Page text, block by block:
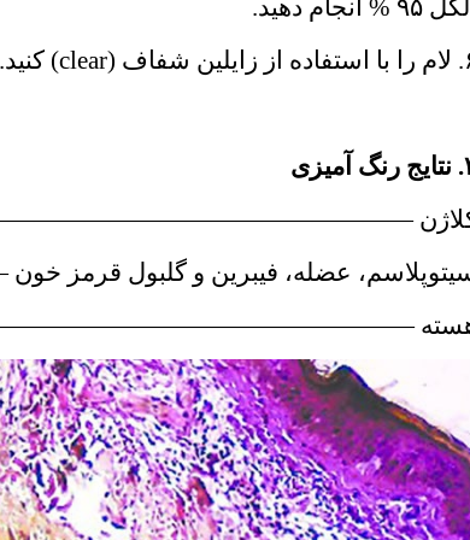
% انجام دهید.
شفاف (
clear) کنید.
عضله، فیبرین و گلبول قرمز خون